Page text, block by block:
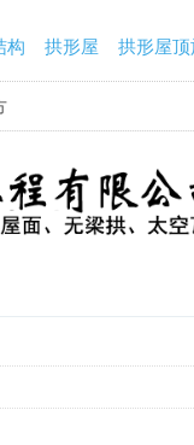
构 拱形屋 拱形屋顶